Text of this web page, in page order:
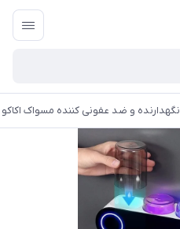
نگهدارنده و ضد عفونی کننده مسواک اکاکو